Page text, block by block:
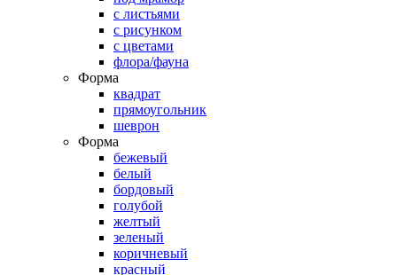
с листьями
с рисунком
с цветами
флора/фауна
Форма
квадрат
прямоугольник
шеврон
Форма
бежевый
белый
бордовый
голубой
желтый
зеленый
коричневый
красный